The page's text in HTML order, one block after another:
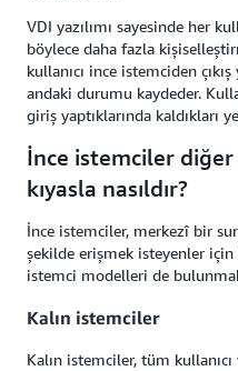
VDI yazılımı sayesinde her
böylece daha fazla
kullanıcı ince istemciden
andaki durumu kaydeder.
giriş yaptıklarında kaldıkları
İnce istemciler
kıyasla nasıldır?
İnce istemciler, merkezî bir
şekilde erişmek isteyenler
istemci modelleri de
Kalın istemciler
Kalın istemciler, tüm